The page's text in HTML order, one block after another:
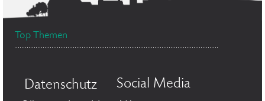
Top Themen
Datenschutz Social Media